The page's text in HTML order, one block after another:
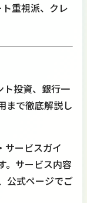
重視派、クレ
ト投資、銀行一
まで徹底解説し
ービスガイ
。サービス内容
公式ページでご